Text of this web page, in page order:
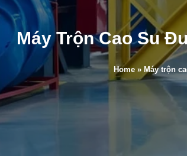
Máy Trộn Cao Su
Home» Máy trộn